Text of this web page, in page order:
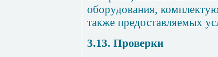
оборудования,
также предоставляемых
3.13. Проверки